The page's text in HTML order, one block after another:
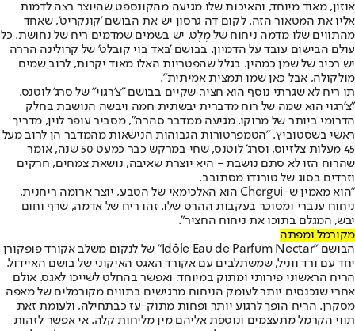
אוזון, מאוד מיוחד, והאיכות שלו מגיעה מהקונספט שהיוצר רצה לדמות
אליו את המטאור הזה. לקום דה גרסון יש את הבושם 'קונקריט', שאחד
מהתווים שלו מדמה ניחוח של מֶלֶט. יש בשמים שמדמים ריח של נחושת. כל
עולם הבישום עובד על הדמיון. בבושם 'באד בוי קובלט' של קרולינה הררה
יש רכיב של שמן כמהין. בגלל שהפטריות האלו מאוד יקרות, לרוב שמים
מולקולה, אבל כאן שמו תמצית אמיתית".
תו ריח לא שגרתי נוסף הוא חציר, שקיים בבושם "צ'רגוי" של סרג' לוטנס.
"צ'רגוי הוא שמה של רוח מדברית יבשתית חמה ויבשה הנושבת בחלק
הדרומי ביותר של מרוקו, מגיעה ממדבר סהרה", מסביר עופר לוין, מדריך
ראשי בשסטוביץ. "הטמפרטורות הגבוהות הנישאות מהמדבר הן לרוב מעל
45 מעלות צלזיוס, וסרג' לוטנס, שחי במרקש כבר כמעט 50 שנה, אומר
שהרוח הזו לא סתם נושבת - היא יוצרת שאיבה, נושאת צמחים, חרקים
וזרדים בסוג של טורנדו מסתובב.
"הוא מאמין ש-Chergui הוא האלכימאי של הטבע, יוצר ארומה ריחנית,
ניחוח ענברי ומסוכר בעקבות ההרס שלו. זהו ריח של אדמה, שרף וחום
יבש, המגלם בתוכו את ניחוח החציר".
מקורמל ומפתה
הבושם "Idôle Eau de Parfum Nectar" של לנקום משלב אקורד פופקורן
יחד עם ורד ווניל, שמשתלבים עם אקורד האגס האיקוני של בושם האיידול.
הריח הראשוני פירותי ומתוק במיוחד, ואפשר בהחלט לשייכו לאגס. אולם
אחרי שנכנסים יותר לעומק הניחוח מרגישים בתווים מקורמלים של מאפה
מסקרן. הריח הופך לרגוע יותר ופחות מתוק-עז כבתחילה, ולעומת זאת
תווי הקרמל מתעצמים ונוספת אליהם מין מליחות קלה. אי אפשר לזהות